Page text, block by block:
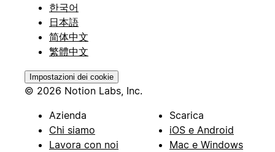
한국어
日本語
简体中文
繁體中文
Impostazioni dei cookie
© 2026 Notion Labs, Inc.
Azienda
Chi siamo
Lavora con noi
Scarica
iOS e Android
Mac e Windows